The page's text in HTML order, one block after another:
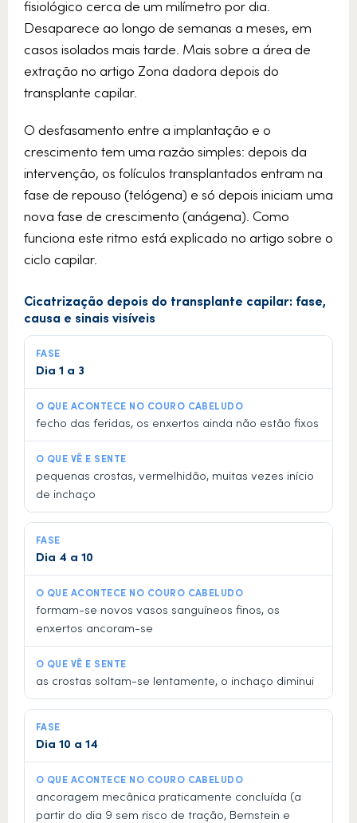
fisiológico cerca de um milímetro por dia.
Desaparece ao longo de semanas a meses, em
casos isolados mais tarde. Mais sobre a área de
extração no artigo Zona dadora depois do
transplante capilar.
O desfasamento entre a implantação e o
crescimento tem uma razão simples: depois da
intervenção, os folículos transplantados entram na
fase de repouso (telógena) e só depois iniciam uma
nova fase de crescimento (anágena). Como
funciona este ritmo está explicado no artigo sobre o
ciclo capilar.
Cicatrização depois do transplante capilar: fase,
causa e sinais visíveis
Dia 1 a 3
fecho das feridas, os enxertos ainda não estão fixos
pequenas crostas, vermelhidão, muitas vezes início
de inchaço
Dia 4 a 10
formam-se novos vasos sanguíneos finos, os
enxertos ancoram-se
as crostas soltam-se lentamente, o inchaço diminui
Dia 10 a 14
ancoragem mecânica praticamente concluída (a
partir do dia 9 sem risco de tração, Bernstein e